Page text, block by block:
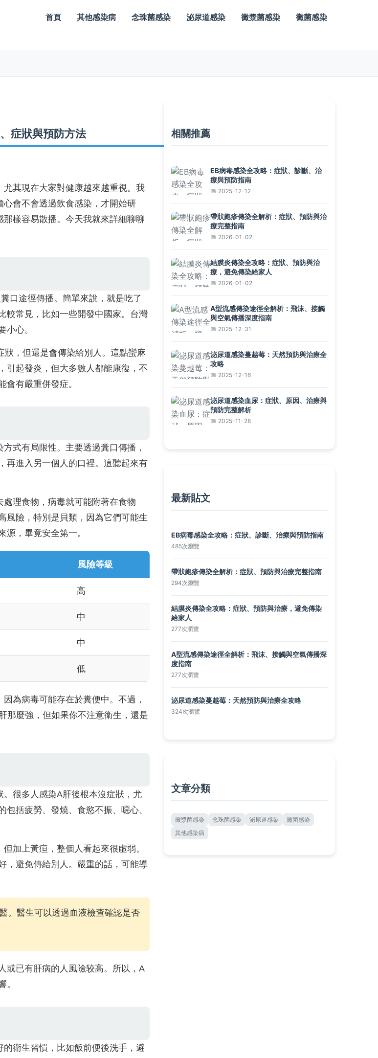
首頁 其他感染病 念珠菌感染 泌尿道感染 黴漿菌感染 黴菌感染
症狀與預防方法
其現在大家對健康越來越重視。我
會不會透過飲食感染，才開始研
樣容易散播。今天我就來詳細聊聊
口途徑傳播。簡單來說，就是吃了
較常見，比如一些開發中國家。台灣
小心。
，但還是會傳染給別人。這點蠻麻
引起發炎，但大多數人都能康復，不
有嚴重併發症。
式有局限性。主要透過糞口傳播，
再進入另一個人的口裡。這聽起來有
理食物，病毒就可能附著在食物
風險，特別是貝類，因為它們可能生
，畢竟安全第一。
風險等級
高
中
中
低
為病毒可能存在於糞便中。不過，
那麼強，但如果你不注意衛生，還是
很多人感染A肝後根本沒症狀，尤
括疲勞、發燒、食慾不振、噁心、
加上黃疸，整個人看起來很虛弱。
，避免傳給別人。嚴重的話，可能導
。醫生可以透過血液檢查確認是否
或已有肝病的人風險较高。所以，A
。
衛生習慣，比如飯前便後洗手，避
相關推薦
EB病毒感染全攻略：症狀、診斷、治
療與預防指南
2025-12-12
帶狀皰疹傳染全解析：症狀、預防與治
療完整指南
2026-01-02
結膜炎傳染全攻略：症狀、預防與治
療，避免傳染給家人
2026-01-02
A型流感傳染途徑全解析：飛沫、接觸
與空氣傳播深度指南
2025-12-31
泌尿道感染蔓越莓：天然預防與治療全
攻略
2025-12-16
泌尿道感染血尿：症狀、原因、治療與
預防完整解析
2025-11-28
最新貼文
EB病毒感染全攻略：症狀、診斷、治療與預防指南
485次瀏覽
帶狀皰疹傳染全解析：症狀、預防與治療完整指南
294次瀏覽
結膜炎傳染全攻略：症狀、預防與治療，避免傳染
給家人
277次瀏覽
A型流感傳染途徑全解析：飛沫、接觸與空氣傳播深
度指南
277次瀏覽
泌尿道感染蔓越莓：天然預防與治療全攻略
324次瀏覽
文章分類
黴漿菌感染 念珠菌感染 泌尿道感染
黴菌感染
其他感染病